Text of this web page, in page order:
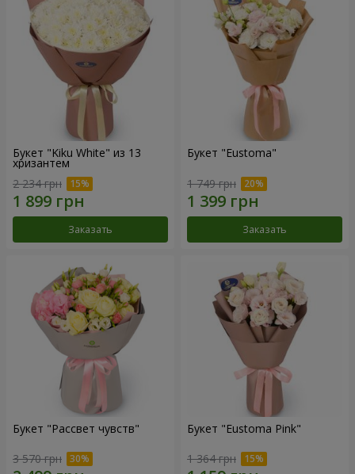
Букет "Kiku White" из 13
хризантем
2 234 грн
Заказать
Букет "Eustoma"
1 749 грн
Заказать
Букет "Рассвет чувств"
3 570 грн
Букет "Eustoma Pink"
1 364 грн